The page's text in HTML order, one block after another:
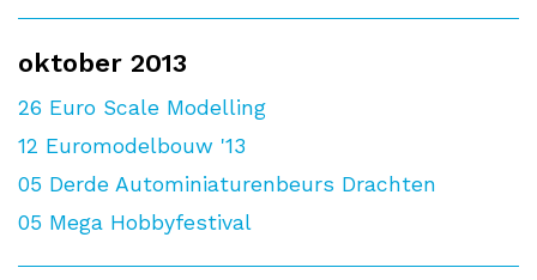
oktober 2013
26 Euro Scale Modelling
12 Euromodelbouw '13
05 Derde Autominiaturenbeurs Drachten
05 Mega Hobbyfestival